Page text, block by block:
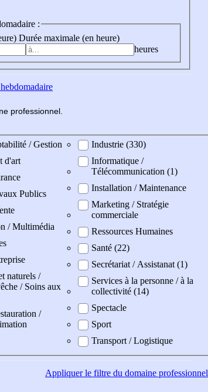
:
Durée maximale (en heure)
heures
professionnel
/ Gestion
d'art
Publics
/ Multimédia
naturels /
/ Soins aux
/
Industrie (330)
Informatique /
Télécommunication (1)
Installation / Maintenance
Marketing / Stratégie
commerciale
Ressources Humaines
Santé (22)
Secrétariat / Assistanat (1)
Services à la personne / à la
collectivité (14)
Spectacle
Sport
Transport / Logistique
Appliquerle filtre du domaine professionnel